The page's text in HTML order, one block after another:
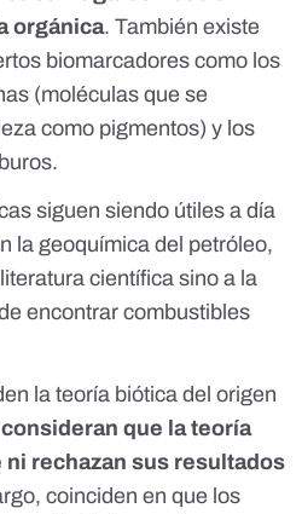
orgánica. También existe
biomarcadores como los
(moléculas que se
como pigmentos) y los
siguen siendo útiles a día
la geoquímica del petróleo,
científica sino a la
encontrar combustibles
la teoría biótica del origen
que la teoría
ni rechazan sus resultados
coinciden en que los